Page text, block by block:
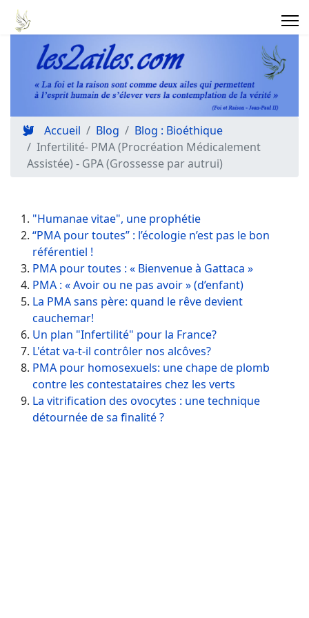
Accueil Blog
Blog : Bioéthique
Infertilité- PMA (Procréation Médicalement
Assistée) - GPA (Grossesse par autrui)
"Humanae vitae", une prophétie
“PMA pour toutes” : l’écologie n’est pas le bon
référentiel !
PMA pour toutes : « Bienvenue à Gattaca »
PMA : « Avoir ou ne pas avoir » (d’enfant)
La PMA sans père: quand le rêve devient
cauchemar!
Un plan "Infertilité" pour la France?
L'état va-t-il contrôler nos alcôves?
PMA pour homosexuels: une chape de plomb
contre les contestataires chez les verts
La vitrification des ovocytes : une technique
détournée de sa finalité ?